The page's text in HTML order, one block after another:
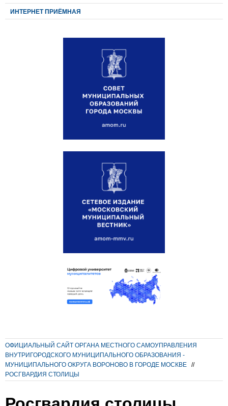
ИНТЕРНЕТ ПРИЁМНАЯ
ОФИЦИАЛЬНЫЙ САЙТ ОРГАНА МЕСТНОГО САМОУПРАВЛЕНИЯ
ВНУТРИГОРОДСКОГО МУНИЦИПАЛЬНОГО ОБРАЗОВАНИЯ -
МУНИЦИПАЛЬНОГО ОКРУГА ВОРОНОВО В ГОРОДЕ МОСКВЕ
//
РОСГВАРДИЯ СТОЛИЦЫ